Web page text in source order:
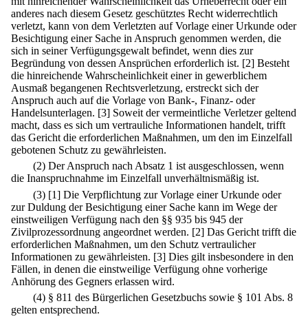
anderes nach diesem Gesetz geschütztes Recht widerrechtlich
verletzt, kann von dem Verletzten auf Vorlage einer Urkunde oder
Besichtigung einer Sache in Anspruch genommen werden, die
sich in seiner Verfügungsgewalt befindet, wenn dies zur
Begründung von dessen Ansprüchen erforderlich ist. [2] Besteht
die hinreichende Wahrscheinlichkeit einer in gewerblichem
Ausmaß begangenen Rechtsverletzung, erstreckt sich der
Anspruch auch auf die Vorlage von Bank-, Finanz- oder
Handelsunterlagen. [3] Soweit der vermeintliche Verletzer geltend
macht, dass es sich um vertrauliche Informationen handelt, trifft
das Gericht die erforderlichen Maßnahmen, um den im Einzelfall
gebotenen Schutz zu gewährleisten.
(2) Der Anspruch nach Absatz 1 ist ausgeschlossen, wenn
die Inanspruchnahme im Einzelfall unverhältnismäßig ist.
(3) [1] Die Verpflichtung zur Vorlage einer Urkunde oder
zur Duldung der Besichtigung einer Sache kann im Wege der
einstweiligen Verfügung nach den §§ 935 bis 945 der
Zivilprozessordnung angeordnet werden. [2] Das Gericht trifft die
erforderlichen Maßnahmen, um den Schutz vertraulicher
Informationen zu gewährleisten. [3] Dies gilt insbesondere in den
Fällen, in denen die einstweilige Verfügung ohne vorherige
Anhörung des Gegners erlassen wird.
(4) § 811 des Bürgerlichen Gesetzbuchs sowie § 101 Abs. 8
gelten entsprechend.